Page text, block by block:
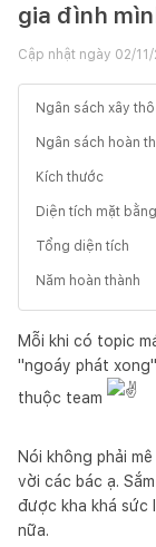
gia đình
Cập nhật ngày 02/
Ngân sách xây thô
Ngân sách hoàn
Kích thước
Diện tích mặt bằng
Tổng diện tích
Năm hoàn thành
Mỗi khi có topic
"ngoáy phát
thuộc team
Nói không phải
vời các bác ạ.
được kha khá sức
nữa.